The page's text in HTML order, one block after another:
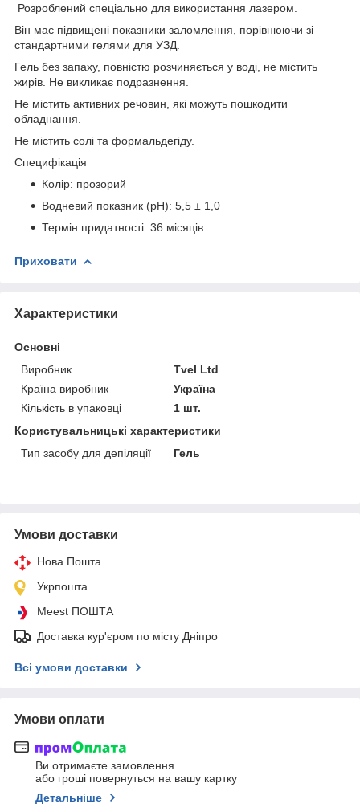
Розроблений спеціально для використання лазером.
Він має підвищені показники заломлення, порівнюючи зі
стандартними гелями для УЗД.
Гель без запаху, повністю розчиняється у воді, не містить
жирів. Не викликає подразнення.
Не містить активних речовин, які можуть пошкодити
обладнання.
Не містить солі та формальдегіду.
Специфікація
Колір: прозорий
Водневий показник (рН): 5,5 ± 1,0
Термін придатності: 36 місяців
Приховати
Характеристики
Основні
Виробник
Tvel Ltd
Країна виробник
Україна
Кількість в упаковці
1 шт.
Користувальницькі характеристики
Тип засобу для депіляції
Гель
Умови доставки
Нова Пошта
Укрпошта
Meest ПОШТА
Доставка кур'єром по місту Дніпро
Всі умови доставки
Умови оплати
Ви отримаєте замовлення
або гроші повернуться на вашу картку
Детальніше